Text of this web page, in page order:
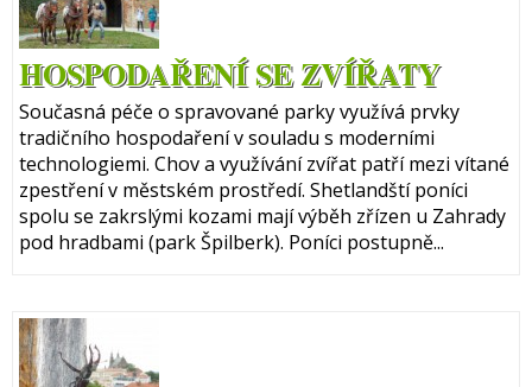
HOSPODAŘENÍ SE ZVÍŘATY
Současná péče o spravované parky využívá prvky
tradičního hospodaření v souladu s moderními
technologiemi. Chov a využívání zvířat patří mezi vítané
zpestření v městském prostředí. Shetlandští poníci
spolu se zakrslými kozami mají výběh zřízen u Zahrady
pod hradbami (park Špilberk). Poníci postupně...